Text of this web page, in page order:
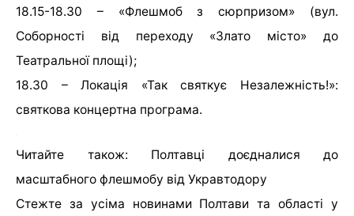
18.15-18.30 – «Флешмоб з сюрпризом» (вул.
Соборності від переходу «Злато місто» до
Театральної площі);
18.30 – Локація «Так святкує Незалежність!»:
святкова концертна програма.
Читайте також: Полтавці доєдналися до
масштабного флешмобу від Укравтодору
Стежте за усіма новинами Полтави та області у